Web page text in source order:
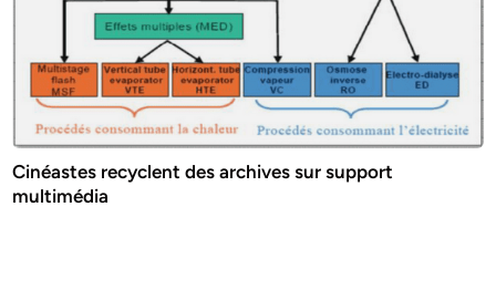
Cinéastes recyclent des archives sur support
multimédia